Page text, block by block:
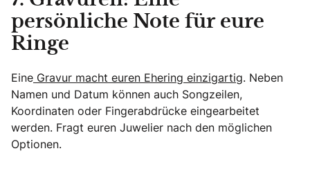
persönliche Note für eure
Ringe
Eine Gravur macht euren Ehering einzigartig. Neben
Namen und Datum können auch Songzeilen,
Koordinaten oder Fingerabdrücke eingearbeitet
werden. Fragt euren Juwelier nach den möglichen
Optionen.